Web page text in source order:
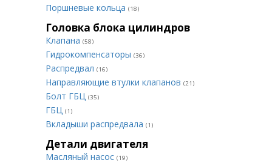
Поршневые кольца (18)
Головка блока цилиндров
Клапана (58)
Гидрокомпенсаторы (36)
Распредвал (16)
Направляющие втулки клапанов (21)
Болт ГБЦ (35)
ГБЦ (1)
Вкладыши распредвала (1)
Детали двигателя
Масляный насос (19)